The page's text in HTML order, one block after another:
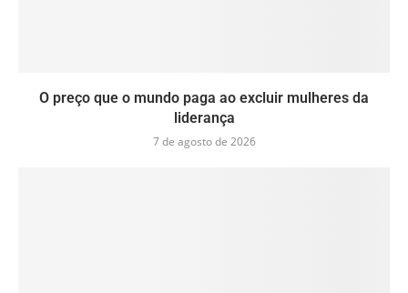
O preço que o mundo paga ao excluir mulheres da
liderança
7 de agosto de 2026